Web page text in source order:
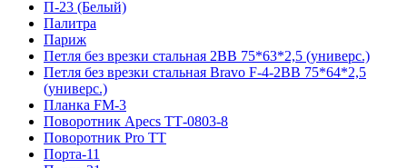
П-23 (Белый)
Палитра
Париж
Петля без врезки стальная 2ВВ 75*63*2,5 (универс.)
Петля без врезки стальная Bravo F-4-2BB 75*64*2,5
(универс.)
Планка FM-3
Поворотник Apecs ТТ-0803-8
Поворотник Pro TT
Порта-11